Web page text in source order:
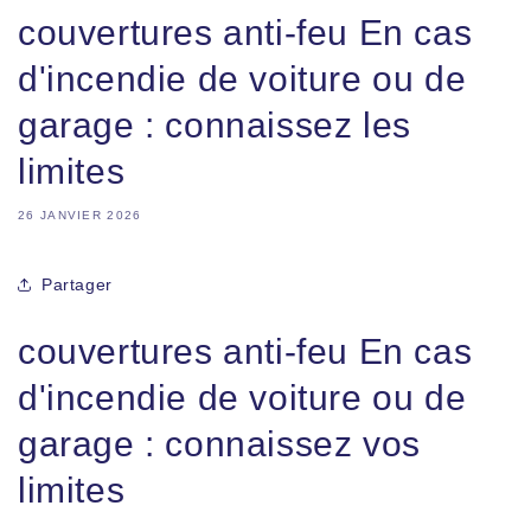
couvertures anti-feu En cas
d'incendie de voiture ou de
garage : connaissez les
limites
26 JANVIER 2026
Partager
couvertures anti-feu En cas
d'incendie de voiture ou de
garage : connaissez vos
limites